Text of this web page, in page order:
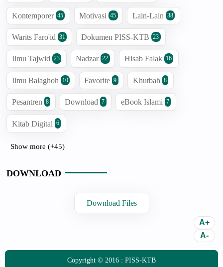
Kontemporer 45 Motivasi 45 Lain-Lain 38
Warits Faro'id 31 Dokumen PISS-KTB 23
Ilmu Tajwid 23 Nadzar 22 Hisab Falak 16
Ilmu Balaghoh 10 Favorite 9 Khutbah 8
Pesantren 8 Download 7 eBook Islami 7
Kitab Digital 6
Show more (+45)
DOWNLOAD
Download Files
Copyright © 2016 : PISS-KTB